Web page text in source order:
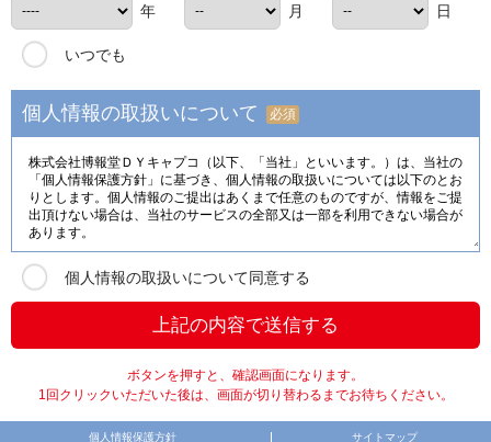
年 月 日
いつでも
個人情報の取扱いについて 必須
個人情報の取扱いについて同意する
ボタンを押すと、確認画面になります。
1回クリックいただいた後は、画面が切り替わるまでお待ちください。
個人情報保護方針 サイトマップ